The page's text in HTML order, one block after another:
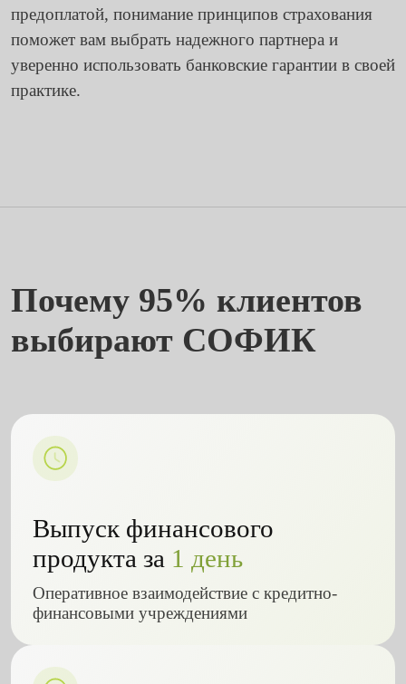
предоплатой, понимание принципов страхования
поможет вам выбрать надежного партнера и
уверенно использовать банковские гарантии в своей
практике.
Почему 95% клиентов
выбирают СОФИК
Выпуск финансового
продукта за 1 день
Оперативное взаимодействие с кредитно-
финансовыми учреждениями